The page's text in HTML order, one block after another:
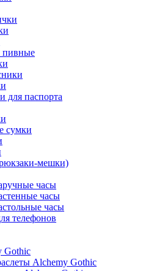
для паспорта
сумки
мешки)
часы
часы
часы
телефонов
Gothic
Alchemy Gothic